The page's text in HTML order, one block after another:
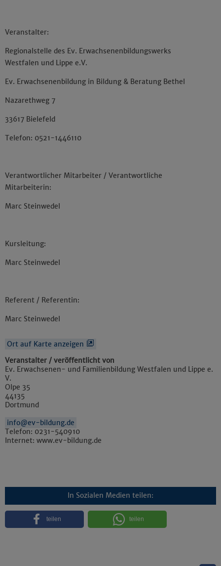
Veranstalter:
Regionalstelle des Ev. Erwachsenenbildungswerks
Westfalen und Lippe e.V.
Ev. Erwachsenenbildung in Bildung & Beratung Bethel
Nazarethweg 7
33617 Bielefeld
Telefon: 0521-1446110
Verantwortlicher Mitarbeiter / Verantwortliche
Mitarbeiterin:
Marc Steinwedel
Kursleitung:
Marc Steinwedel
Referent / Referentin:
Marc Steinwedel
Ort auf Karte anzeigen
Veranstalter / veröffentlicht von
Ev. Erwachsenen- und Familienbildung Westfalen und Lippe e.
V.
Olpe 35
44135
Dortmund
info@ev-bildung.de
Telefon: 0231-540910
Internet: www.ev-bildung.de
In Sozialen Medien teilen:
teilen teilen